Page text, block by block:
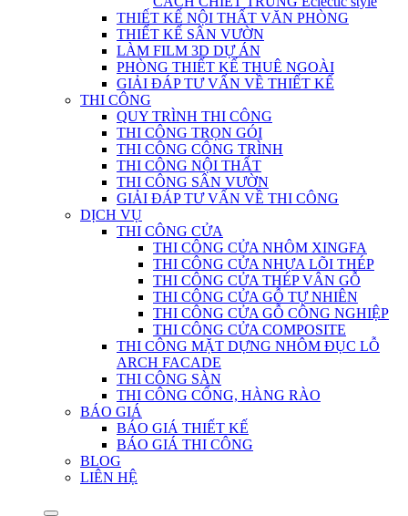
THIẾT KẾ NỘI THẤT VĂN PHÒNG
THIẾT KẾ SÂN VƯỜN
LÀM FILM 3D DỰ ÁN
PHÒNG THIẾT KẾ THUÊ NGOÀI
GIẢI ĐÁP TƯ VẤN VỀ THIẾT KẾ
THI CÔNG
QUY TRÌNH THI CÔNG
THI CÔNG TRỌN GÓI
THI CÔNG CÔNG TRÌNH
THI CÔNG NỘI THẤT
THI CÔNG SÂN VƯỜN
GIẢI ĐÁP TƯ VẤN VỀ THI CÔNG
DỊCH VỤ
THI CÔNG CỬA
THI CÔNG CỬA NHÔM XINGFA
THI CÔNG CỬA NHỰA LÕI THÉP
THI CÔNG CỬA THÉP VÂN GỖ
THI CÔNG CỬA GỖ TỰ NHIÊN
THI CÔNG CỬA GỖ CÔNG NGHIỆP
THI CÔNG CỬA COMPOSITE
THI CÔNG MẶT DỰNG NHÔM ĐỤC LỖ
ARCH FACADE
THI CÔNG SÀN
THI CÔNG CỔNG, HÀNG RÀO
BÁO GIÁ
BÁO GIÁ THIẾT KẾ
BÁO GIÁ THI CÔNG
BLOG
LIÊN HỆ